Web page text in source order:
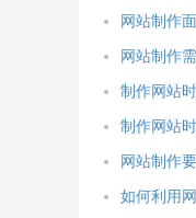
网站制作
网站制作
制作网站
制作网站
网站制作
如何利用